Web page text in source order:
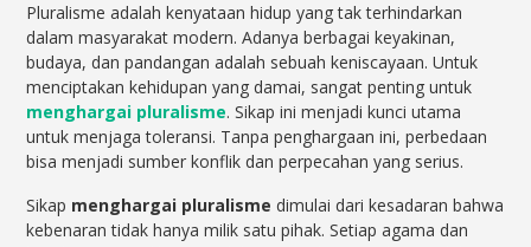
Pluralisme adalah kenyataan hidup yang tak terhindarkan
dalam masyarakat modern. Adanya berbagai keyakinan,
budaya, dan pandangan adalah sebuah keniscayaan. Untuk
menciptakan kehidupan yang damai, sangat penting untuk
menghargai pluralisme. Sikap ini menjadi kunci utama
untuk menjaga toleransi. Tanpa penghargaan ini, perbedaan
bisa menjadi sumber konflik dan perpecahan yang serius.
Sikap menghargai pluralisme dimulai dari kesadaran bahwa
kebenaran tidak hanya milik satu pihak. Setiap agama dan